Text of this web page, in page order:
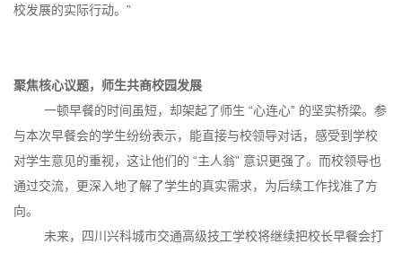
校发展的实际行动。”
聚焦核心议题，师生共商校园发展
一顿早餐的时间虽短，却架起了师生 “心连心” 的坚实桥梁。参
与本次早餐会的学生纷纷表示，能直接与校领导对话，感受到学校
对学生意见的重视，这让他们的 “主人翁” 意识更强了。而校领导也
通过交流，更深入地了解了学生的真实需求，为后续工作找准了方
向。
未来，四川兴科城市交通高级技工学校将继续把校长早餐会打